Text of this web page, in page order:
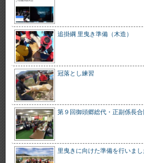
追掛綱 里曳き準備（木造）
冠落とし練習
第９回御頭郷総代・正副係長合
里曳きに向けた準備を行いまし